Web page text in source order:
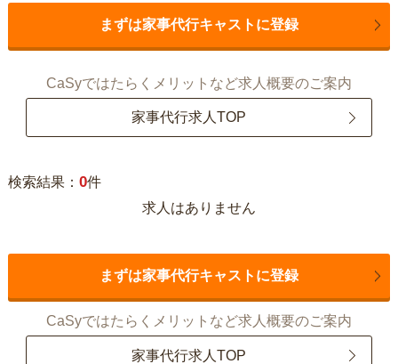
まずは家事代行キャストに登録
CaSyではたらくメリットなど求人概要のご案内
家事代行求人TOP
検索結果： 0件
求人はありません
まずは家事代行キャストに登録
CaSyではたらくメリットなど求人概要のご案内
家事代行求人TOP